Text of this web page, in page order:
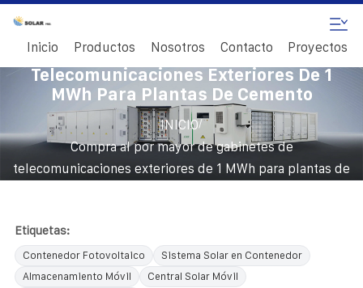
Inicio Productos Nosotros Contacto Proyectos
Compra Al Por Mayor De Gabinetes De
Telecomunicaciones Exteriores De 1
MWh Para Plantas De Cemento
INICIO/
Compra al por mayor de gabinetes de
telecomunicaciones exteriores de 1 MWh para plantas de
Etiquetas:
Contenedor Fotovoltaico
Sistema Solar en Contenedor
Almacenamiento Móvil
Central Solar Móvil